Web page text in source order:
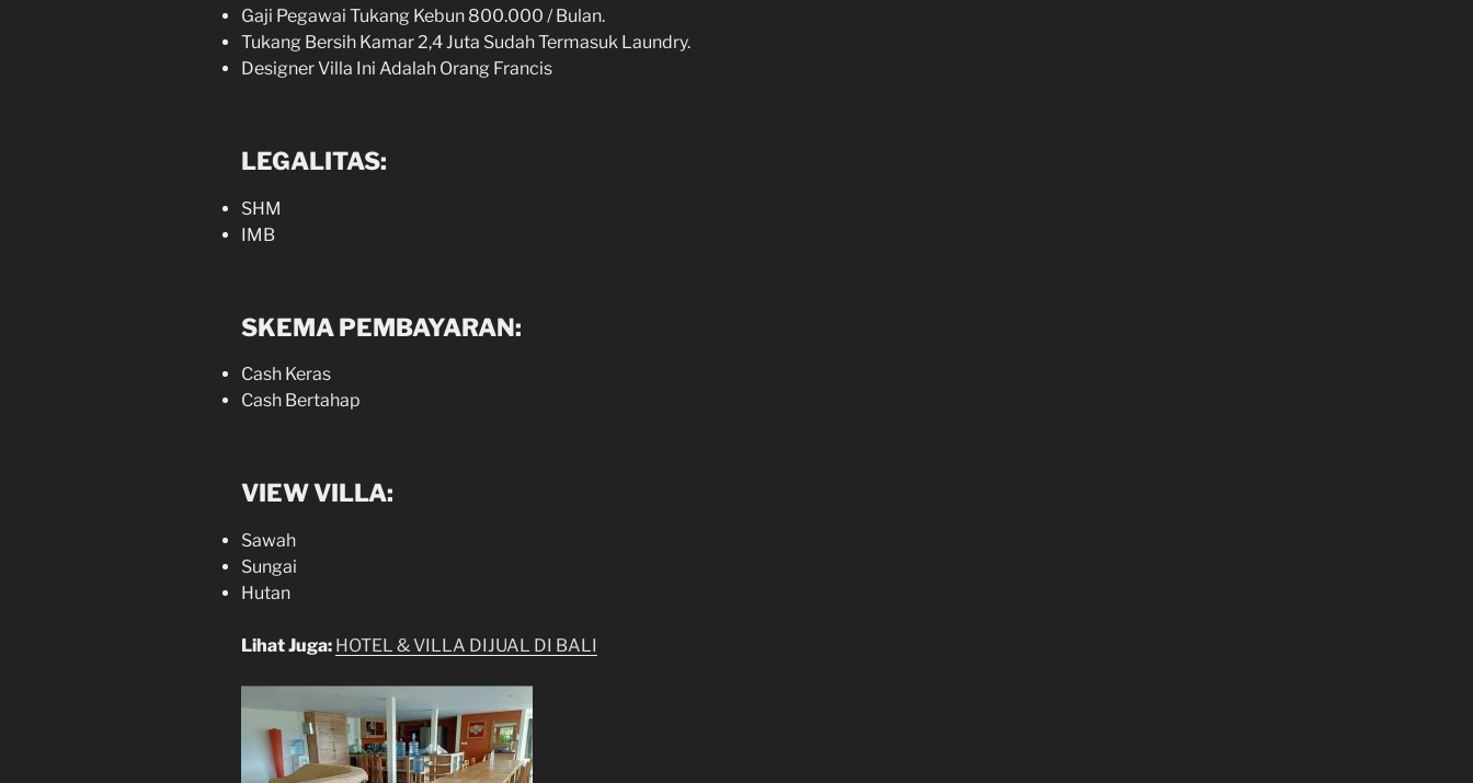
Gaji Pegawai Tukang Kebun 800.000 / Bulan.
Tukang Bersih Kamar 2,4 Juta Sudah Termasuk Laundry.
Designer Villa Ini Adalah Orang Francis
LEGALITAS:
SHM
IMB
SKEMA PEMBAYARAN:
Cash Keras
Cash Bertahap
VIEW VILLA:
Sawah
Sungai
Hutan
Lihat Juga: HOTEL & VILLA DIJUAL DI BALI